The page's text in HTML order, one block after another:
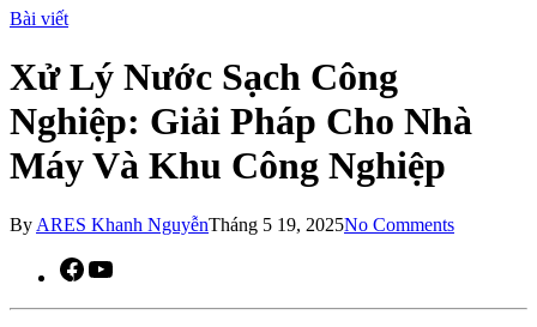
Bài viết
Xử Lý Nước Sạch Công
Nghiệp: Giải Pháp Cho Nhà
Máy Và Khu Công Nghiệp
By ARES Khanh NguyễnTháng 5 19, 2025No Comments
Facebook